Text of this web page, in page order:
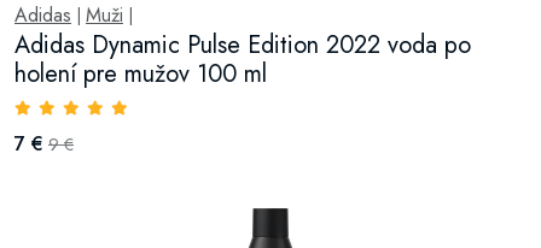
Adidas Muži
Adidas Dynamic Pulse Edition 2022 voda po
holení pre mužov 100 ml
7 € 9 €